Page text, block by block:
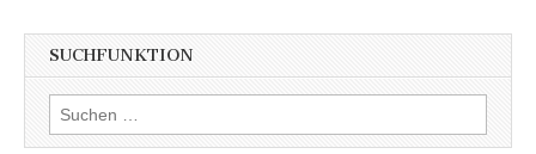
SUCHFUNKTION
Suchen
nach: